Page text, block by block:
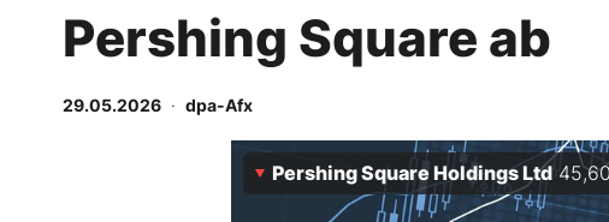
Abo & Shop
BO-Musterdepots
Experten
Pershing Square ab
29.05.2026 · dpa-Afx
Pershing Square Holdings Ltd 45,60